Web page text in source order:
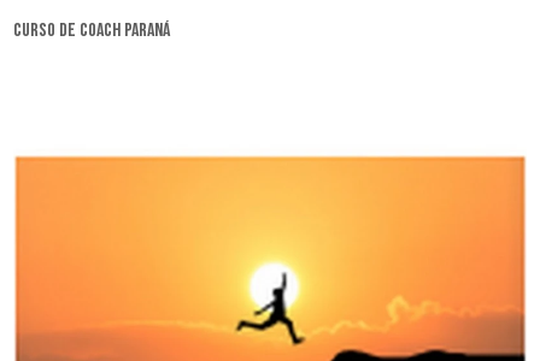
curso de coach Paraná